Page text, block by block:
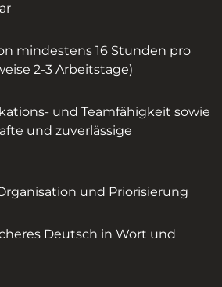
mindestens 16 Stunden pro
2-3 Arbeitstage)
und Teamfähigkeit sowie
und zuverlässige
und Priorisierung
Deutsch in Wort und